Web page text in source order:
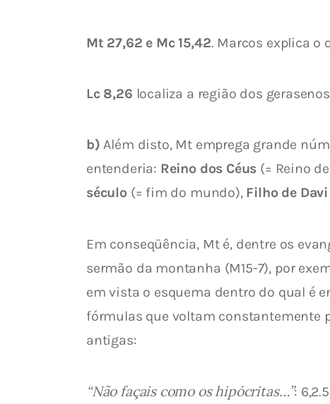
Mt 27,62 e Mc 15,42. Marcos explica o
Lc 8,26 localiza a região dos
b) Além disto, Mt emprega grande
entenderia: Reino dos Céus (= Reino
século (= fim do mundo), Filho de Davi
Em conseqüência, Mt é, dentre os
sermão da montanha (M15-7), por
em vista o esquema dentro do qual é
fórmulas que voltam constantemente
antigas:
“Não façais como os hipócritas…”: